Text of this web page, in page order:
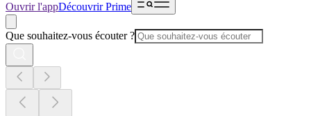
Ouvrir l'appDécouvrir Prime
Que souhaitez-vous écouter ?